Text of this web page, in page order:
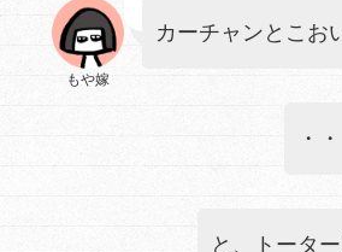
もや嫁
カーチャンとこお
・
と、トーター